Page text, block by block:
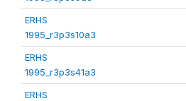
ERHS
1995_r3p3s10a3
ERHS
1995_r3p3s41a3
ERHS